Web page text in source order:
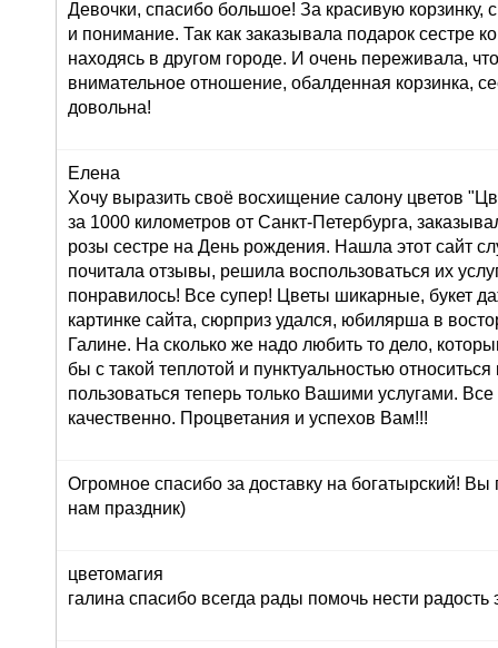
Девочки, спасибо большое! За красивую корзинку,
и понимание. Так как заказывала подарок сестре
находясь в другом городе. И очень переживала,
внимательное отношение, обалденная корзинка,
довольна!
Елена
Хочу выразить своё восхищение салону цветов
за 1000 километров от Санкт-Петербурга,
розы сестре на День рождения. Нашла этот сайт
почитала отзывы, решила воспользоваться их
понравилось! Все супер! Цветы шикарные, букет
картинке сайта, сюрприз удался, юбилярша в
Галине. На сколько же надо любить то дело,
бы с такой теплотой и пунктуальностью
пользоваться теперь только Вашими услугами.
качественно. Процветания и успехов Вам!!!
Огромное спасибо за доставку на богатырский! Вы
нам праздник)
цветомагия
галина спасибо всегда рады помочь нести